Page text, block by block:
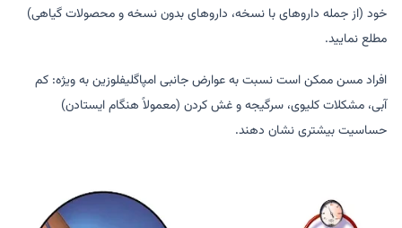
خود (از جمله داروهای با نسخه، داروهای بدون نسخه و محصولات گیاهی)
مطلع نمایید.
افراد مسن ممکن است نسبت به عوارض جانبی امپاگلیفلوزین به ویژه: کم
آبی، مشکلات کلیوی، سرگیجه و غش کردن (معمولاً هنگام ایستادن)
حساسیت بیشتری نشان دهند.